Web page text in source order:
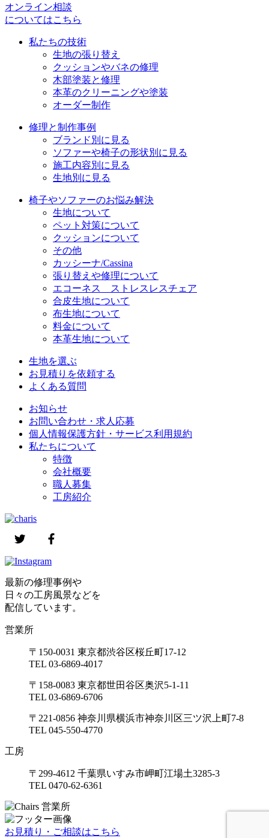
シ
ョ
オンライン相談
についてはこちら
私たちの技術
生地の張り替え
クッションやバネの修理
木部塗装と修理
本革のクリーニングや塗装
オーダー制作
修理と制作事例
ブランド別に見る
ソファーや椅子の形状別に見る
施工内容別に見る
生地別に見る
椅子やソファーのお悩み解決
生地について
ペット対策について
クッションについて
その他
カッシーナ/Cassina
張り替えや修理について
エコーネス ストレスレスチェア
合皮生地について
布生地について
料金について
本革生地について
生地を選ぶ
お見積りを依頼する
よくある質問
お知らせ
お問い合わせ・求人応募
個人情報保護方針・サービス利用規約
私たちについて
特徴
会社概要
職人募集
工房紹介
最新の修理事例や
日々の工房風景などを
配信しています。
営業所
〒150-0031 東京都渋谷区桜丘町17-12
TEL 03-6869-4017
〒158-0083 東京都世田谷区奥沢5-1-11
TEL 03-6869-6706
〒221-0856 神奈川県横浜市神奈川区三ツ沢上町7-8
TEL 045-550-4770
工房
〒299-4612 千葉県いすみ市岬町江場土3285-3
TEL 0470-62-6361
お見積り・ご相談はこちら